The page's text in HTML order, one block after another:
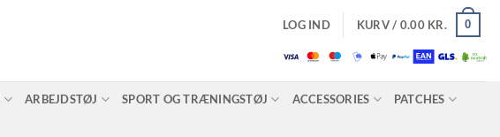
LOG IND KURV / 0.00 KR. 0
ARBEJDSTØJ SPORT OG TRÆNINGSTØJ ACCESSORIES PATCHES